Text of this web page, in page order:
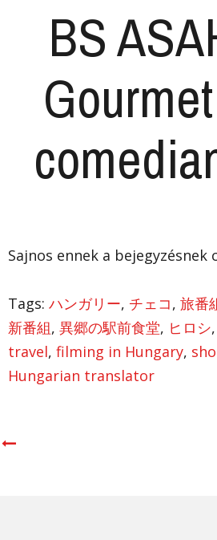
BS
Sajnos ennek a bejegyzésnek
Tags: ハンガリー, チェコ, 旅番
新番組, 異郷の駅前食堂, ヒロシ,
travel, filming in Hungary,
Hungarian translator